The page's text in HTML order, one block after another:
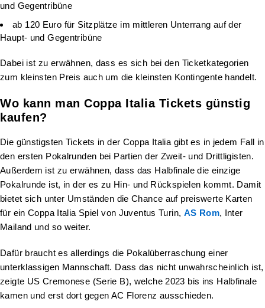
und Gegentribüne
ab 120 Euro für Sitzplätze im mittleren Unterrang auf der
Haupt- und Gegentribüne
Dabei ist zu erwähnen, dass es sich bei den Ticketkategorien
zum kleinsten Preis auch um die kleinsten Kontingente handelt.
Wo kann man Coppa Italia Tickets günstig
kaufen?
Die günstigsten Tickets in der Coppa Italia gibt es in jedem Fall in
den ersten Pokalrunden bei Partien der Zweit- und Drittligisten.
Außerdem ist zu erwähnen, dass das Halbfinale die einzige
Pokalrunde ist, in der es zu Hin- und Rückspielen kommt. Damit
bietet sich unter Umständen die Chance auf preiswerte Karten
für ein Coppa Italia Spiel von Juventus Turin, AS Rom, Inter
Mailand und so weiter.
Dafür braucht es allerdings die Pokalüberraschung einer
unterklassigen Mannschaft. Dass das nicht unwahrscheinlich ist,
zeigte US Cremonese (Serie B), welche 2023 bis ins Halbfinale
kamen und erst dort gegen AC Florenz ausschieden.